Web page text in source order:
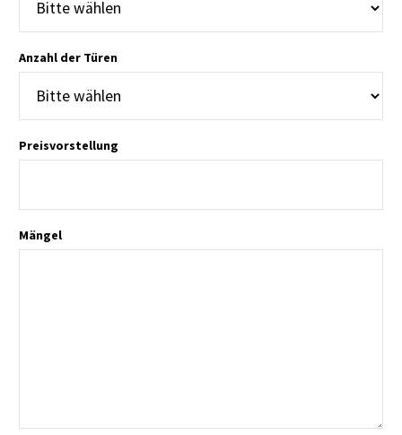
Anzahl der Türen
Preisvorstellung
Mängel